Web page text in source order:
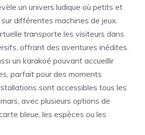
un univers ludique où petits et
sur différentes machines de jeux.
transporte les visiteurs dans
offrant des aventures inédites.
un karakoé pouvant accueillir
parfait pour des moments
sont accessibles tous les
avec plusieurs options de
bleue, les espèces ou les